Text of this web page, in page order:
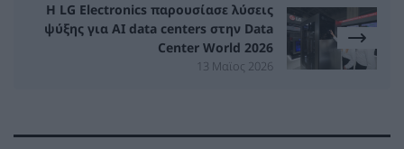
Η LG Electronics παρουσίασε λύσεις
ψύξης για AI data centers στην Data
Center World 2026
13 Μαϊος 2026